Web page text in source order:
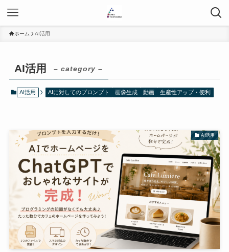
ホーム AI活用
AI活用 – category –
AI活用 AIに対してのプロンプト 画像生成 動画 生産性アップ・便利
AI活用